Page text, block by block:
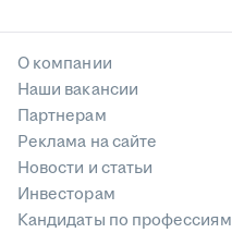
О компании
Наши вакансии
Партнерам
Реклама на сайте
Новости и статьи
Инвесторам
Кандидаты по профессиям